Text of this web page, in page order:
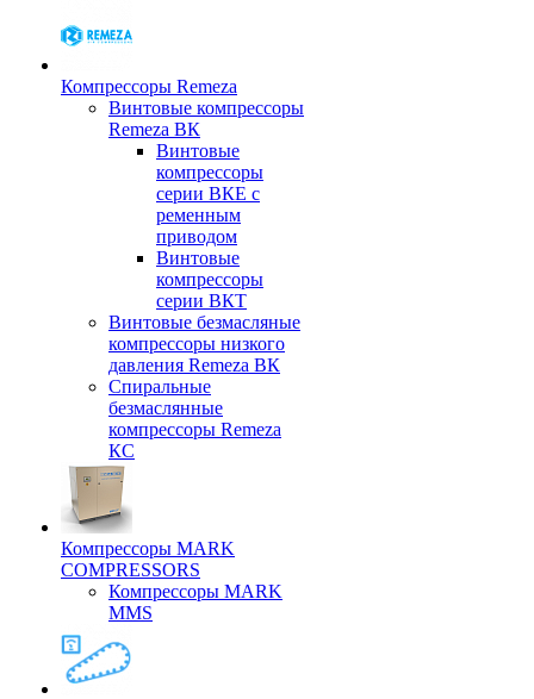
Компрессоры Remeza
Винтовые компрессоры
Remeza ВК
Винтовые
компрессоры
серии ВКЕ с
ременным
приводом
Винтовые
компрессоры
серии ВКТ
Винтовые безмасляные
компрессоры низкого
давления Remeza ВК
Спиральные
безмаслянные
компрессоры Remeza
КС
Компрессоры MARK
COMPRESSORS
Компрессоры MARK
MMS